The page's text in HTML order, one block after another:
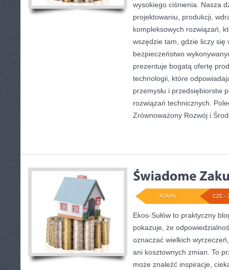
wysokiego ciśnienia. Nasza
projektowaniu, produkcji,
kompleksowych rozwiązań,
wszędzie tam, gdzie liczy
bezpieczeństwo
prezentuje bogatą ofertę
technologii, które
przemysłu i przedsiębiorstw
rozwiązań technicznych.
Zrównoważony Rozwój i
CZE -
ADMIN
Ekos-Sułów to praktyczny
pokazuje, że
oznaczać wielkich
ani kosztownych zmian. To
może znaleźć inspiracje,